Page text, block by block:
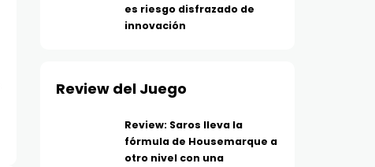
es riesgo disfrazado de
innovación
Review del Juego
Review: Saros lleva la
fórmula de Housemarque a
otro nivel con una